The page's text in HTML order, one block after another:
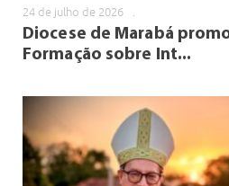
24 de julho de 2026
Diocese de Marabá
Formação sobre Int...